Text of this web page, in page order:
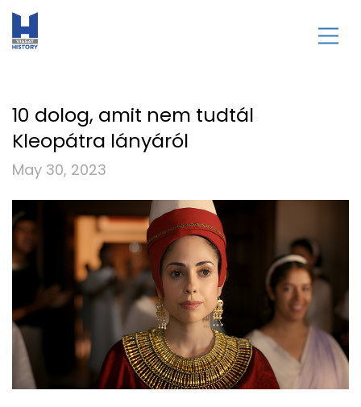
10 dolog, amit nem tudtál
Kleopátra lányáról
May 30, 2023